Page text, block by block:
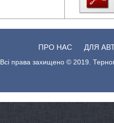
ПРО НАС ДЛЯ
Всі права захищено © 2019.